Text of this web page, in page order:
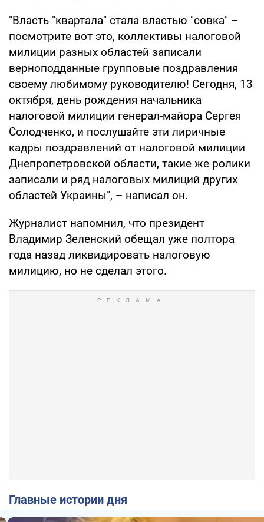
"Власть "квартала" стала властью "совка" –
посмотрите вот это, коллективы налоговой
милиции разных областей записали
верноподданные групповые поздравления
своему любимому руководителю! Сегодня, 13
октября, день рождения начальника
налоговой милиции генерал-майора Сергея
Солодченко, и послушайте эти лиричные
кадры поздравлений от налоговой милиции
Днепропетровской области, такие же ролики
записали и ряд налоговых милиций других
областей Украины", – написал он.
Журналист напомнил, что президент
Владимир Зеленский обещал уже полтора
года назад ликвидировать налоговую
милицию, но не сделал этого.
Главные истории дня